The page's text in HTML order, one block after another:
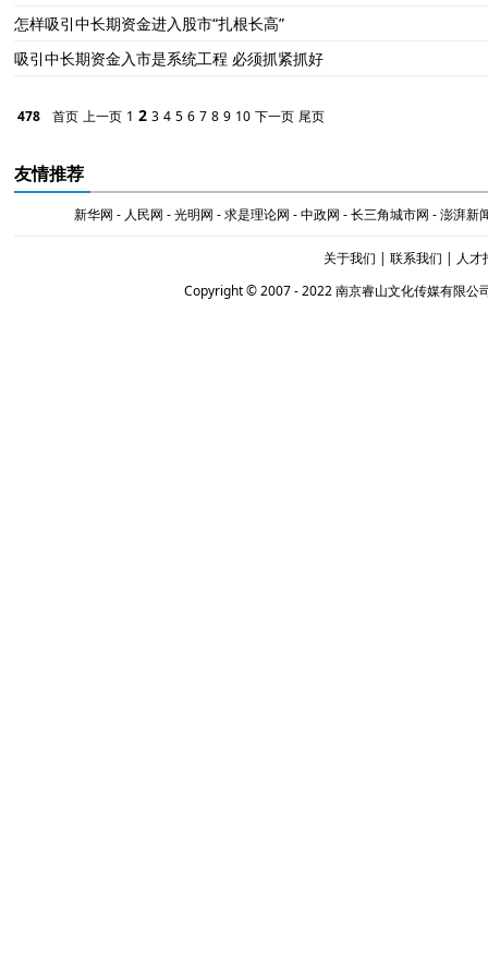
怎样吸引中长期资金进入股市“扎根长高”
吸引中长期资金入市是系统工程 必须抓紧抓好
478 首页 上一页 1 2 3 4 5 6 7 8 9 10 下一页 尾页
友情推荐
新华网 - 人民网 -光明网 -求是理论网 -中政网 -长三角城市网 -澎湃新
关于我们 |联系我们 | 人才
Copyright © 2007 - 2022 南京睿山文化传媒有限公